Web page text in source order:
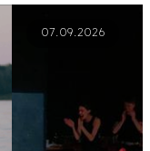
07.09.2026